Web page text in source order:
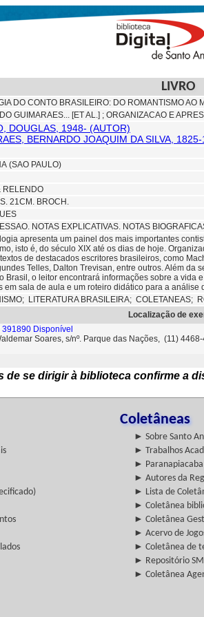
LIVRO
DO CONTO BRASILEIRO: DO ROMANTISMO AO
GUIMARAES... [ET AL.] ; ORGANIZACAO E
DOUGLAS, 1948- (AUTOR)
BERNARDO JOAQUIM DA SILVA,
(SAO PAULO)
RELENDO
21CM. BROCH.
NOTAS EXPLICATIVAS. NOTAS
apresenta um painel dos mais importantes
isto é, do século XIX até os dias de hoje.
de destacados escritores brasileiros, como
Telles, Dalton Trevisan, entre outros. Além
Brasil, o leitor encontrará informações sobre a vida
em sala de aula e um roteiro didático para a análise
LITERATURA BRASILEIRA; COLETANEAS;
Localização de
391890 Disponível
Soares, s/nº. Parque das Nações, (11)
de se dirigir à biblioteca confirme a
Coletâneas
► Sobre Santo
► Trabalhos
► Paranapiacaba
► Autores da
► Lista de
► Coletânea
► Coletânea
► Acervo de
► Coletânea de
► Repositório
► Coletânea